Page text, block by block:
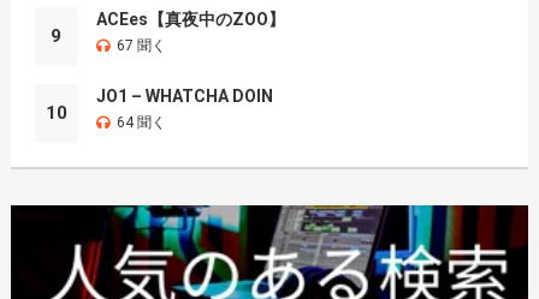
9
ACEes【真夜中のZOO】
67 聞く
10
JO1 – WHATCHA DOIN
64 聞く